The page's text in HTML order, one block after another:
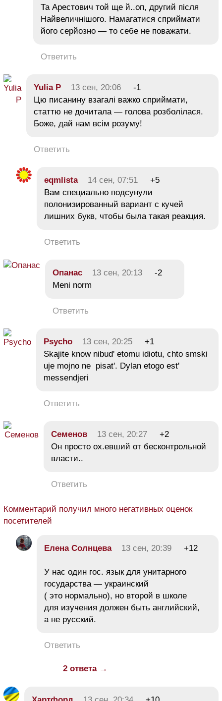
Та Арестович той ще й..оп, другий після
Найвеличнішого. Намагатися сприймати
його серйозно — то себе не поважати.
Ответить
Yulia P 13 сен, 20:06
-1
Цю писанину взагалі важко сприймати,
статтю не дочитала — голова розболілася.
Боже, дай нам всім розуму!
Ответить
eqmlista 14 сен, 07:51
+5
Вам специально подсунули
полонизированный вариант с кучей
лишних букв, чтобы была такая реакция.
Ответить
Oпанас 13 сен, 20:13
-2
Meni norm
Ответить
Psycho 13 сен, 20:25
+1
Skajite know nibud' etomu idiotu, chto smski
uje mojno ne pisat'. Dylan etogo est'
messendjeri
Ответить
Семенов 13 сен, 20:27
+2
Он просто ох.евший от бесконтрольной
власти..
Ответить
Комментарий получил много негативных оценок
посетителей
Елена Солнцева 13 сен, 20:39 +12
У нас один гос. язык для унитарного
государства — украинский
( это нормально), но второй в школе
для изучения должен быть английский,
а не русский.
Ответить
2 ответа →